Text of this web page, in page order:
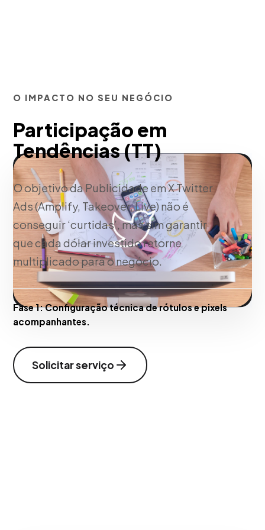
O IMPACTO NO SEU NEGÓCIO
Participação em
Tendências (TT)
O objetivo da Publicidade em X Twitter
Ads (Amplify, Takeover, Live) não é
conseguir ‘curtidas’, mas sim garantir
que cada dólar investido retorne
multiplicado para o negócio.
Fase 1:Configuração técnica de rótulos e pixels
acompanhantes.
Solicitar serviço